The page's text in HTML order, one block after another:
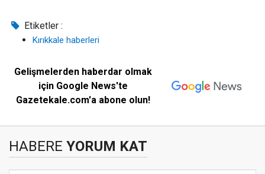
Etiketler :
Kırıkkale haberleri
Gelişmelerden haberdar olmak
için Google News'te
Gazetekale.com'a abone olun!
HABERE YORUM KAT